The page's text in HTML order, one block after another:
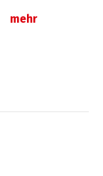
mehr